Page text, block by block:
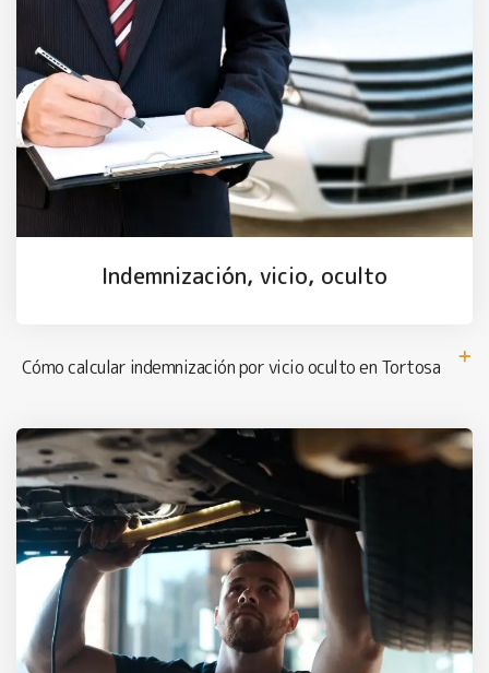
Indemnización, vicio, oculto
Cómo calcular indemnización por vicio oculto en Tortosa